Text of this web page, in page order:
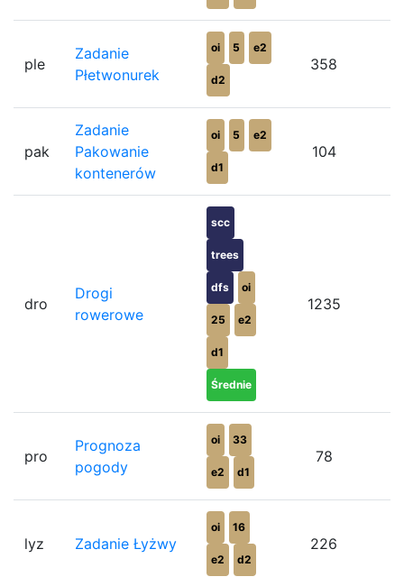
ple
Zadanie
Płetwonurek
oi 5 e2
d2
358
pak
Zadanie
Pakowanie
kontenerów
oi 5 e2
d1
104
dro
Drogi
rowerowe
scc
trees
dfs oi
25 e2
d1
Średnie
1235
pro
Prognoza
pogody
oi 33
e2 d1
78
lyz Zadanie Łyżwy
oi 16
e2 d2
226